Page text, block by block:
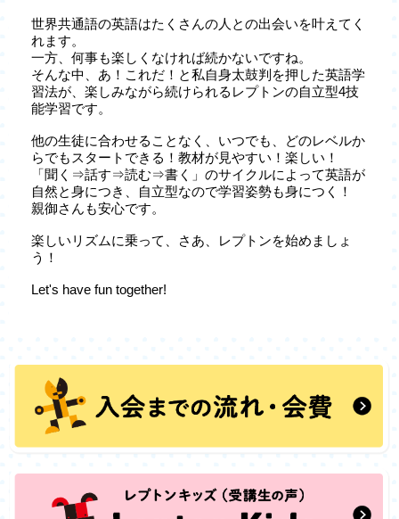
世界共通語の英語はたくさんの人との出会いを叶えてく
れます。
一方、何事も楽しくなければ続かないですね。
そんな中、あ！これだ！と私自身太鼓判を押した英語学
習法が、楽しみながら続けられるレプトンの自立型4技
能学習です。
他の生徒に合わせることなく、いつでも、どのレベルか
らでもスタートできる！教材が見やすい！楽しい！
「聞く⇒話す⇒読む⇒書く」のサイクルによって英語が
自然と身につき、自立型なので学習姿勢も身につく！
親御さんも安心です。
楽しいリズムに乗って、さあ、レプトンを始めましょ
う！
Let's have fun together!